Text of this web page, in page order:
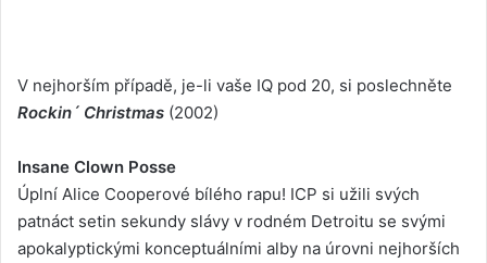
V nejhorším případě, je-li vaše IQ pod 20, si poslechněte
Rockin´ Christmas (2002)
Insane Clown Posse
Úplní Alice Cooperové bílého rapu! ICP si užili svých
patnáct setin sekundy slávy v rodném Detroitu se svými
apokalyptickými konceptuálními alby na úrovni nejhorších